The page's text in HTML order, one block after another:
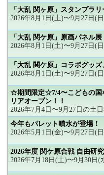
「大乱 関ヶ原」スタンプラリ
2026年8月1日(土)〜9月27日(
「大乱 関ケ原」原画パネル展
2026年8月1日(土)〜9月27日(
「大乱 関ケ原」コラボグッ
2026年8月1日(土)〜9月27日(
☆期間限定☆7/4〜こどもの国
リアオープン！！
2026年7月4日〜9月27日の
今年もパレット噴水が登場！
2026年5月1日(金)〜9月27日(
2026年度 関ケ原合戦 自由研
2026年7月18日(土)〜9月30日(